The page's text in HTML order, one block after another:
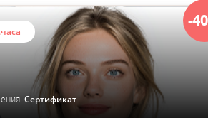
-
Сертификат